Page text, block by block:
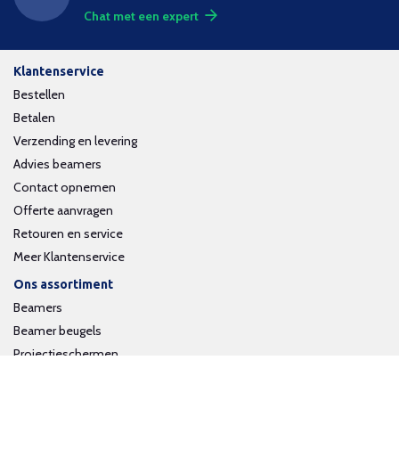
Chat met een expert
Klantenservice
Bestellen
Betalen
Verzending en levering
Advies beamers
Contact opnemen
Offerte aanvragen
Retouren en service
Meer Klantenservice
Ons assortiment
Beamers
Beamer beugels
Projectieschermen